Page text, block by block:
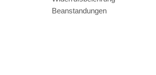
Beanstandungen